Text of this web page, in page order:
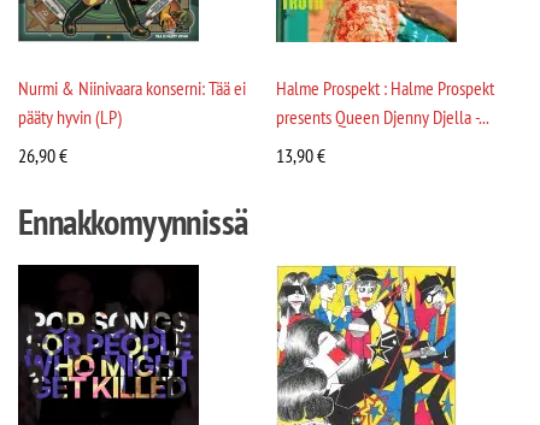
Nurmi & Niinivaara konserni: Tää ei
pääty hyvin (LP)
26,90€
Halme Prospekt : Halme Prospekt
presents Queen Djenny Djella -...
13,90€
Ennakkomyynnissä